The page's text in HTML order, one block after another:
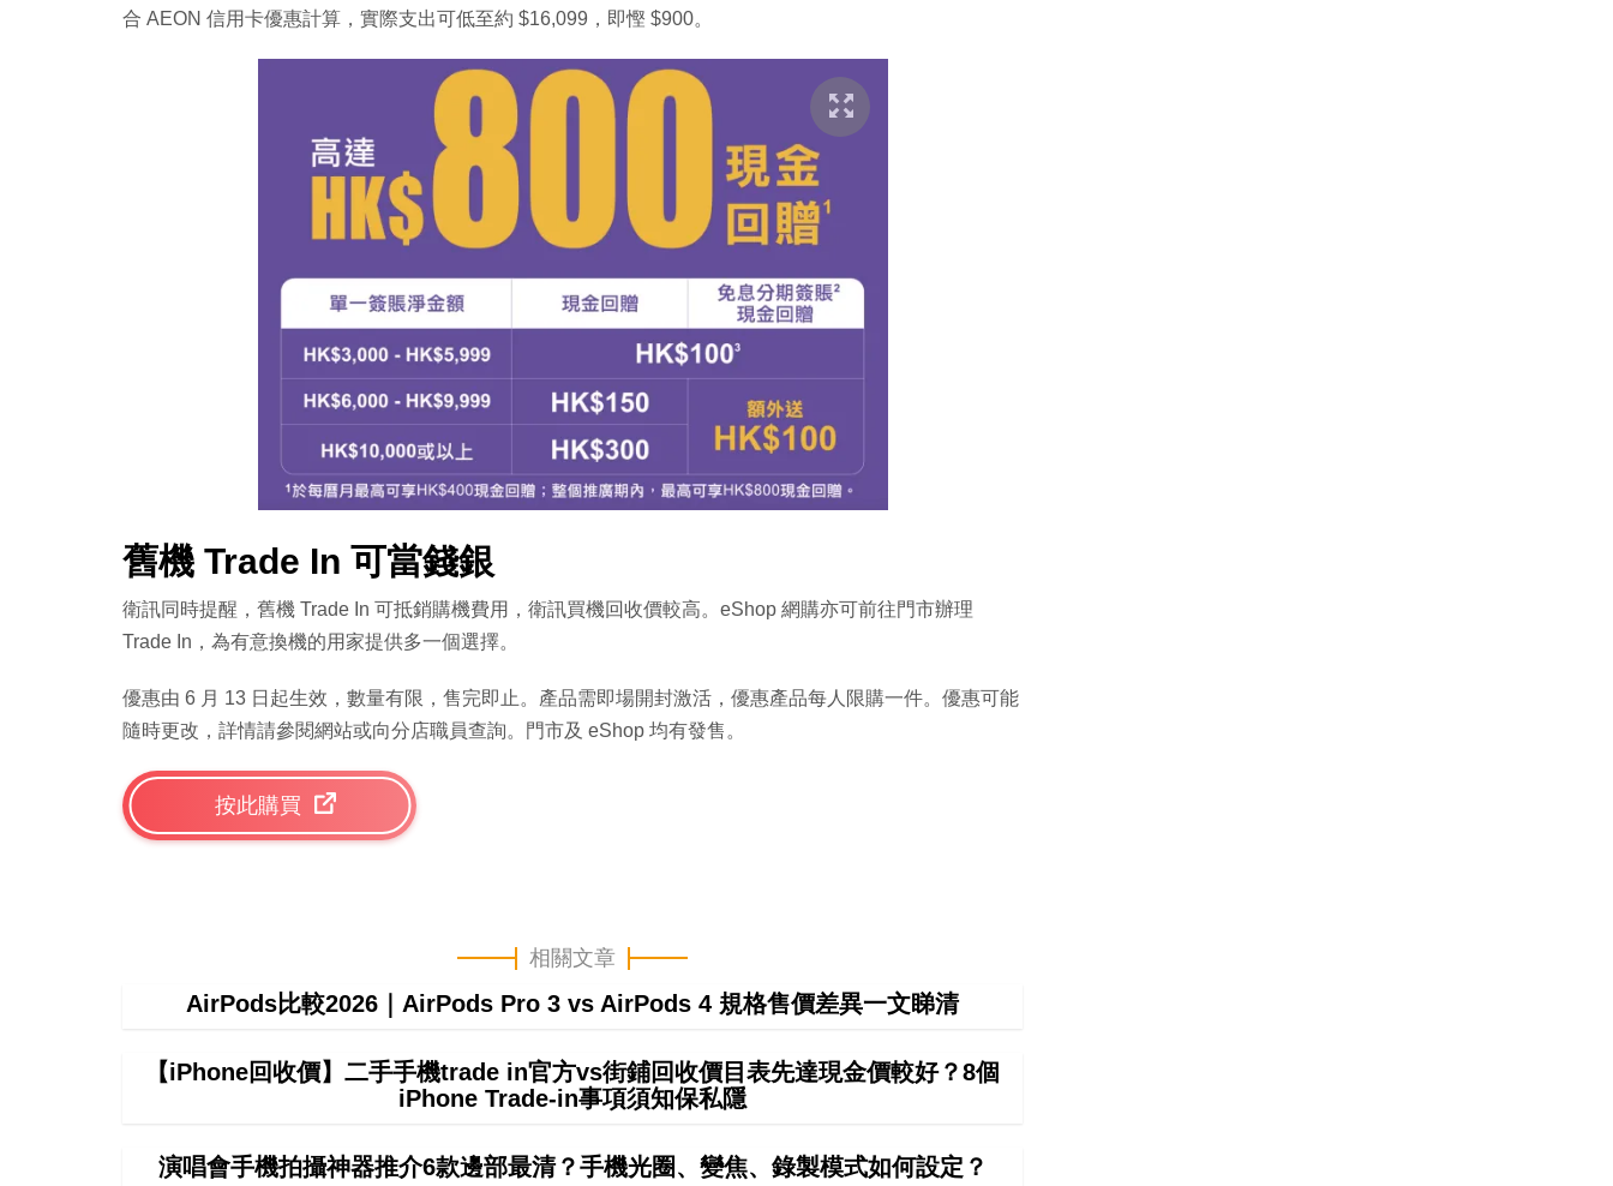
合 AEON 信用卡優惠計算，實際支出可低至約 $16,099，即慳 $900。
舊機 Trade In 可當錢銀
衛訊同時提醒，舊機 Trade In 可抵銷購機費用，衛訊買機回收價較高。eShop 網購亦可前往門市辦理
Trade In，為有意換機的用家提供多一個選擇。
優惠由 6 月 13 日起生效，數量有限，售完即止。產品需即場開封激活，優惠產品每人限購一件。優惠可能
隨時更改，詳情請參閱網站或向分店職員查詢。門市及 eShop 均有發售。
按此購買
相關文章
AirPods比較2026｜AirPods Pro 3 vs AirPods 4 規格售價差異一文睇清
【iPhone回收價】二手手機trade in官方vs街鋪回收價目表先達現金價較好？8個
iPhone Trade-in事項須知保私隱
演唱會手機拍攝神器推介6款邊部最清？手機光圈、變焦、錄製模式如何設定？